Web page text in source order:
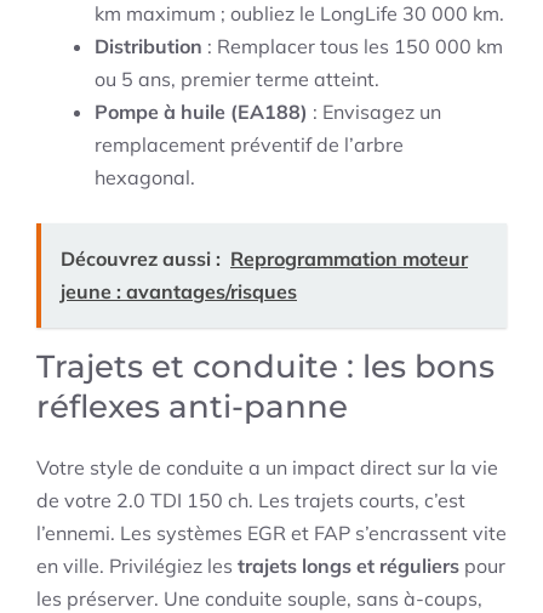
km maximum ; oubliez le LongLife 30 000 km.
Distribution : Remplacer tous les 150 000 km
ou 5 ans, premier terme atteint.
Pompe à huile (EA188) : Envisagez un
remplacement préventif de l’arbre
hexagonal.
Découvrez aussi : Reprogrammation moteur
jeune : avantages/risques
Trajets et conduite : les bons
réflexes anti-panne
Votre style de conduite a un impact direct sur la vie
de votre 2.0 TDI 150 ch. Les trajets courts, c’est
l’ennemi. Les systèmes EGR et FAP s’encrassent vite
en ville. Privilégiez les trajets longs et réguliers pour
les préserver. Une conduite souple, sans à-coups,